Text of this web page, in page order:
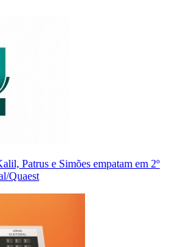
Patrus e Simões empatam em 2º
Quaest